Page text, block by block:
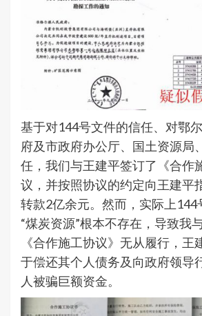
基于对144号文件的信任、对鄂
府及市政府办公厅、国土资源局
任，我们与王建平签订了《合作
议，并按照协议的约定向王建平
转款2亿余元。然而，实际上144
“煤炭资源”根本不存在，导致我
《合作施工协议》无从履行，王
于偿还其个人债务及向政府领导
人被骗巨额资金。